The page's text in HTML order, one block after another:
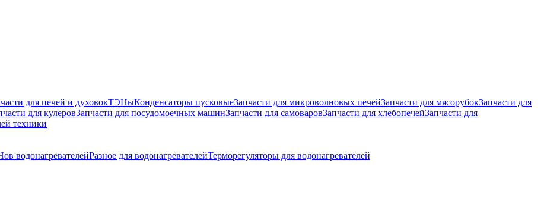
для печей и духовокТЭНыКонденсаторы пусковыеЗапчасти для микроволновых печейЗапчасти для мясорубокЗапчасти для
для кулеровЗапчасти для посудомоечных машинЗапчасти для самоваровЗапчасти для хлебопечейЗапчасти для
техники
водонагревателейРазное для водонагревателейТерморегуляторы для водонагревателей